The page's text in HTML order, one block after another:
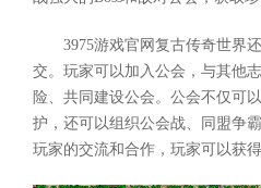
3975游戏官网复古传奇世界
交。玩家可以加入公会，与其他
险、共同建设公会。公会不仅可
护，还可以组织公会战、同盟争
玩家的交流和合作，玩家可以获